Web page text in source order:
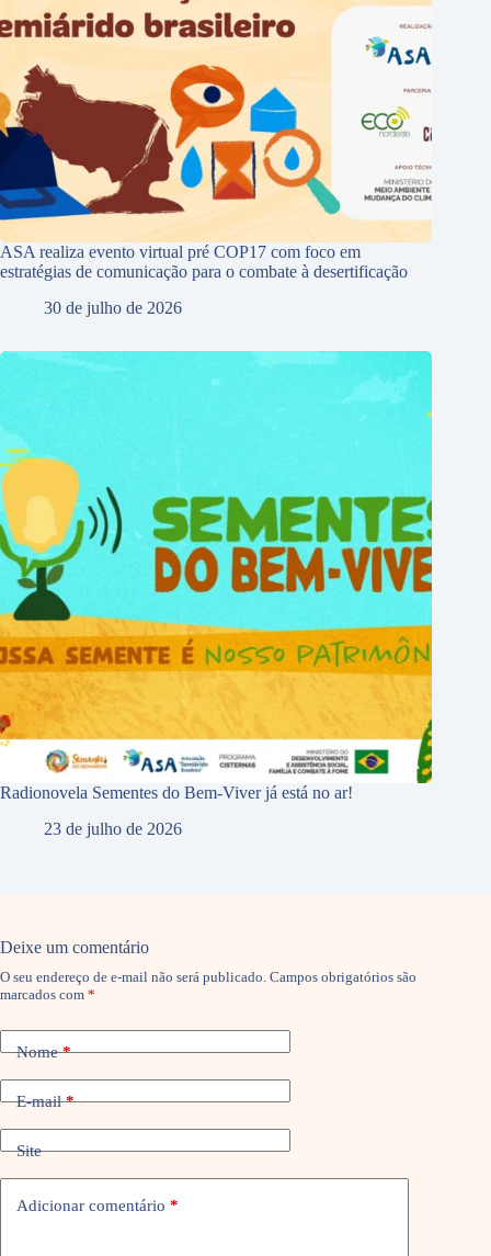
ASA realiza evento virtual pré COP17 com foco em
estratégias de comunicação para o combate à desertificação
30 de julho de 2026
Radionovela Sementes do Bem-Viver já está no ar!
23 de julho de 2026
Deixe um comentário
O seu endereço de e-mail não será publicado. Campos obrigatórios são
marcados com *
Nome*
E-mail*
Site
Adicionar comentário *